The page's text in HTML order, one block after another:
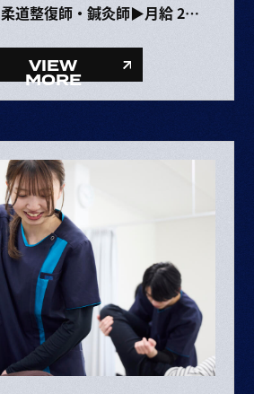
柔道整復師・鍼灸師▶月給 237,353円〜463,670円
・基本給 193,072～385,264円
・固定残業代 34,281円～68,406円（25時間）
・資格手当 10,000円
整体師▶月給 227,353円〜453,670円
給与内訳
・基本給 193,072～385,264円
・固定残業代 34,281円～68,406円（25時間）
ボーナス・賞与（業績に応じて年2回）
昇給 半年に1回査定
※給与は経験や能力により決定
※試用期間6ヶ月（期間中の条件変更なし）
※固定残業時間を超えた場合は超過分別途支給
VIEW
MORE